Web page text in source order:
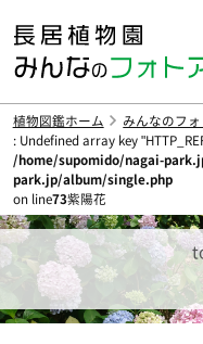
植物図鑑ホーム みんなのフ
: Undefined array key
/home/supomido/nagai-
park.jp/album/single.php
on line73紫陽花